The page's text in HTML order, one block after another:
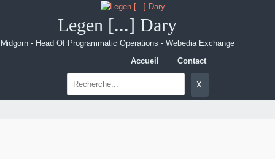
Legen [...] Dary
Midgorn - Head Of Programmatic Operations - Webedia Exchange
Accueil
Contact